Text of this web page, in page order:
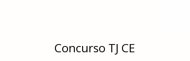
Concurso TJ CE